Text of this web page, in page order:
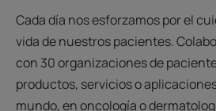
Cada día nos esforzamos por el
vida de nuestros pacientes.
con 30 organizaciones de
productos, servicios o
mundo, en oncología o